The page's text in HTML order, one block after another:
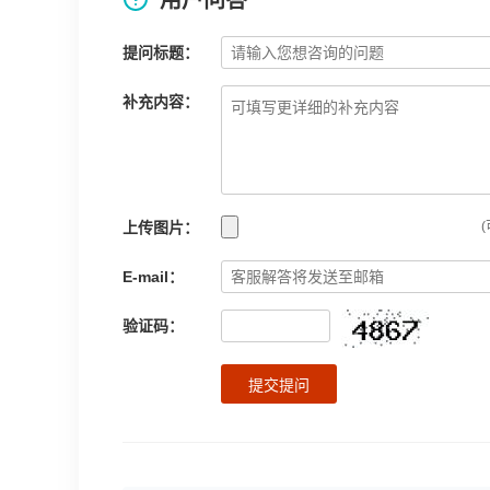
提问标题：
补充内容：
上传图片： (
E-mail：
验证码：
提交提问